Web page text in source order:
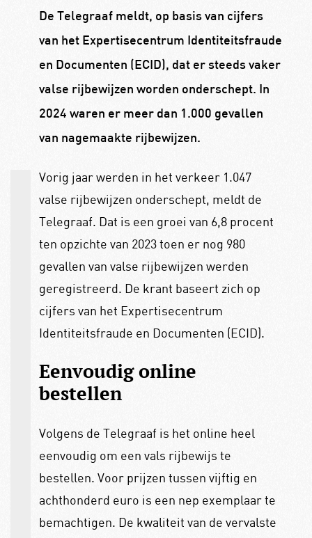
De Telegraaf meldt, op basis van cijfers
van het Expertisecentrum Identiteitsfraude
en Documenten (ECID), dat er steeds vaker
valse rijbewijzen worden onderschept. In
2024 waren er meer dan 1.000 gevallen
van nagemaakte rijbewijzen.
Vorig jaar werden in het verkeer 1.047
valse rijbewijzen onderschept, meldt de
Telegraaf. Dat is een groei van 6,8 procent
ten opzichte van 2023 toen er nog 980
gevallen van valse rijbewijzen werden
geregistreerd. De krant baseert zich op
cijfers van het Expertisecentrum
Identiteitsfraude en Documenten (ECID).
Eenvoudig online
bestellen
Volgens de Telegraaf is het online heel
eenvoudig om een vals rijbewijs te
bestellen. Voor prijzen tussen vijftig en
achthonderd euro is een nep exemplaar te
bemachtigen. De kwaliteit van de vervalste